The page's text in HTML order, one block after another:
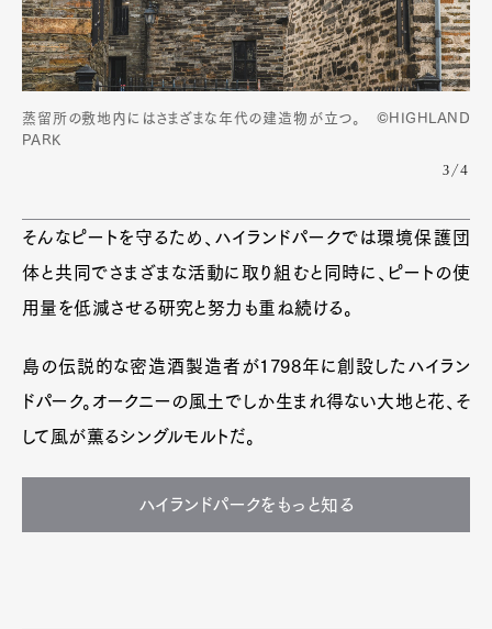
蒸留所の敷地内にはさまざまな年代の建造物が立つ。 ©HIGHLAND
PARK
3/4
そんなピートを守るため、ハイランドパークでは環境保護団
体と共同でさまざまな活動に取り組むと同時に、ピートの使
用量を低減させる研究と努力も重ね続ける。
島の伝説的な密造酒製造者が1798年に創設したハイラン
ドパーク。オークニーの風土でしか生まれ得ない大地と花、そ
して風が薫るシングルモルトだ。
ハイランドパークをもっと知る